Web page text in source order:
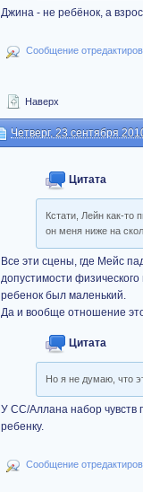
Джина - не ребёнок, а
Сообщение
Наверх
Четверг, 23 сентября
Цитата
Кстати, Лейн как-то
он меня ниже на
Все эти сцены, где Мейс
допустимости
ребенок был маленький.
Да и вообще отношение
Цитата
Но я не думаю, что
У СС/Аллана набор чувств
ребенку.
Сообщение